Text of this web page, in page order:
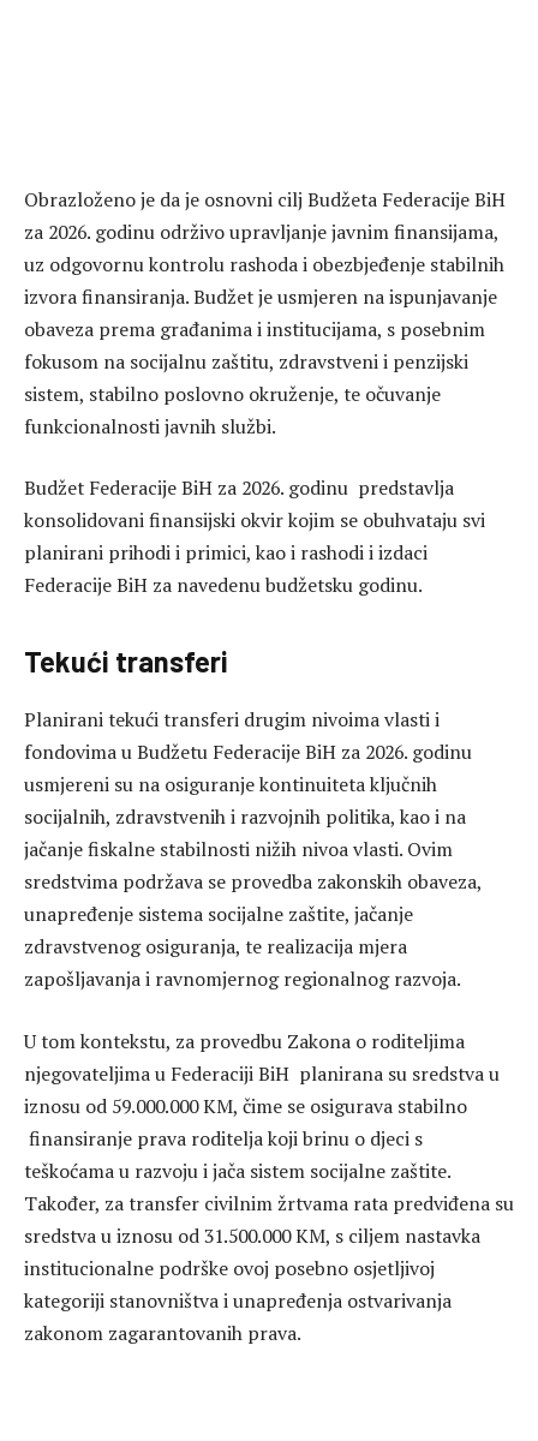
Obrazloženo je da je osnovni cilj Budžeta Federacije BiH
za 2026. godinu održivo upravljanje javnim finansijama,
uz odgovornu kontrolu rashoda i obezbjeđenje stabilnih
izvora finansiranja. Budžet je usmjeren na ispunjavanje
obaveza prema građanima i institucijama, s posebnim
fokusom na socijalnu zaštitu, zdravstveni i penzijski
sistem, stabilno poslovno okruženje, te očuvanje
funkcionalnosti javnih službi.
Budžet Federacije BiH za 2026. godinu predstavlja
konsolidovani finansijski okvir kojim se obuhvataju svi
planirani prihodi i primici, kao i rashodi i izdaci
Federacije BiH za navedenu budžetsku godinu.
Tekući transferi
Planirani tekući transferi drugim nivoima vlasti i
fondovima u Budžetu Federacije BiH za 2026. godinu
usmjereni su na osiguranje kontinuiteta ključnih
socijalnih, zdravstvenih i razvojnih politika, kao i na
jačanje fiskalne stabilnosti nižih nivoa vlasti. Ovim
sredstvima podržava se provedba zakonskih obaveza,
unapređenje sistema socijalne zaštite, jačanje
zdravstvenog osiguranja, te realizacija mjera
zapošljavanja i ravnomjernog regionalnog razvoja.
U tom kontekstu, za provedbu Zakona o roditeljima
njegovateljima u Federaciji BiH planirana su sredstva u
iznosu od 59.000.000 KM, čime se osigurava stabilno
finansiranje prava roditelja koji brinu o djeci s
teškoćama u razvoju i jača sistem socijalne zaštite.
Također, za transfer civilnim žrtvama rata predviđena su
sredstva u iznosu od 31.500.000 KM, s ciljem nastavka
institucionalne podrške ovoj posebno osjetljivoj
kategoriji stanovništva i unapređenja ostvarivanja
zakonom zagarantovanih prava.